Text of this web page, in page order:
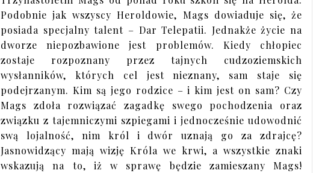
Podobnie jak wszyscy Heroldowie, Mags dowiaduje się, że
posiada specjalny talent – Dar Telepatii. Jednakże życie na
dworze niepozbawione jest problemów. Kiedy chłopiec
zostaje rozpoznany przez tajnych cudzoziemskich
wysłanników, których cel jest nieznany, sam staje się
podejrzanym. Kim są jego rodzice – i kim jest on sam? Czy
Mags zdoła rozwiązać zagadkę swego pochodzenia oraz
związku z tajemniczymi szpiegami i jednocześnie udowodnić
swą lojalność, nim król i dwór uznają go za zdrajcę?
Jasnowidzący mają wizję Króla we krwi, a wszystkie znaki
wskazują na to, iż w sprawę będzie zamieszany Mags!